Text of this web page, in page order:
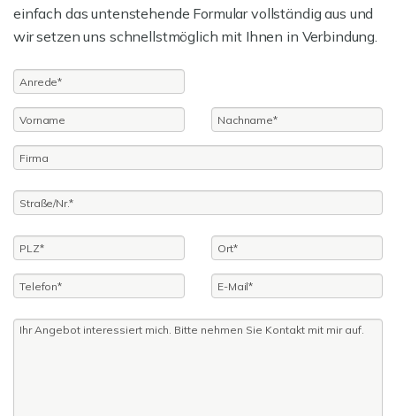
einfach das untenstehende Formular vollständig aus und
wir setzen uns schnellstmöglich mit Ihnen in Verbindung.